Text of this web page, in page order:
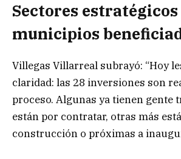
Sectores
municipios
Villegas Villarreal subrayó: “Hoy
claridad: las 28 inversiones son
proceso. Algunas ya tienen gente
están por contratar, otras más
construcción o próximas a